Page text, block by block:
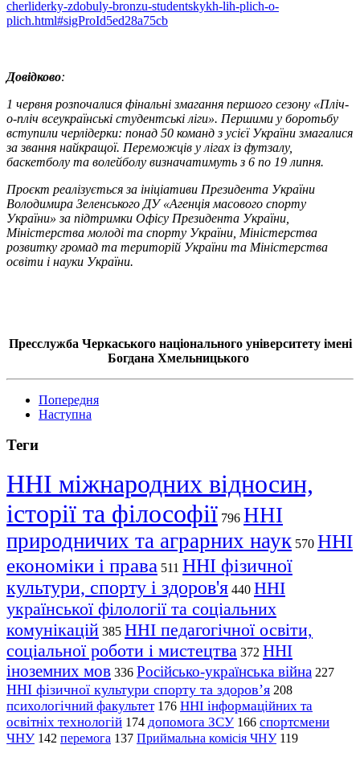
cherliderky-zdobuly-bronzu-studentskykh-lih-plich-o-
plich.html#sigProId5ed28a75cb
Довідково:
1 червня розпочалися фінальні змагання першого сезону «Пліч-
о-пліч всеукраїнські студентські ліги». Першими у боротьбу
вступили черлідерки: понад 50 команд з усієї України змагалися
за звання найкращої. Переможців у лігах із футзалу,
баскетболу та волейболу визначатимуть з 6 по 19 липня.
Проєкт реалізується за ініціативи Президента України
Володимира Зеленського ДУ «Агенція масового спорту
України» за підтримки Офісу Президента України,
Міністерства молоді та спорту України, Міністерства
розвитку громад та територій України та Міністерства
освіти і науки України.
Пресслужба Черкаського національного університету імені
Богдана Хмельницького
Попередня
Наступна
Теги
ННІ міжнародних відносин,
історії та філософії 796 ННІ
природничих та аграрних наук 570 ННІ
економіки і права 511 ННІ фізичної
культури, спорту і здоров'я 440 ННІ
української філології та соціальних
комунікацій 385 ННІ педагогічної освіти,
соціальної роботи і мистецтва 372 ННІ
іноземних мов 336 Російсько-українська війна 227
ННІ фізичної культури спорту та здоров’я 208
психологічний факультет 176 ННІ інформаційних та
освітніх технологій 174 допомога ЗСУ 166 спортсмени
ЧНУ 142 перемога 137 Приймальна комісія ЧНУ 119